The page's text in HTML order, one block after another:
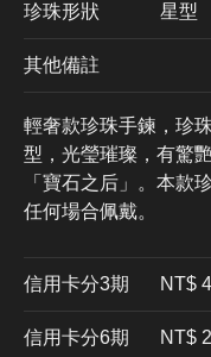
珍珠形狀 星型
其他備註
輕奢款珍珠手鍊，珍
型，光瑩璀璨，有驚
「寶石之后」。本款
任何場合佩戴。
信用卡分3期 ​NT$
信用卡分6期 NT$